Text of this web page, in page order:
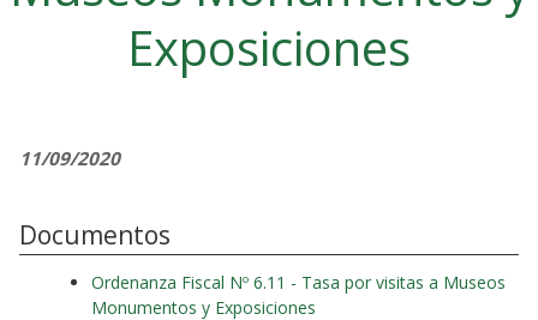
Exposiciones
11/09/2020
Documentos
Ordenanza Fiscal Nº 6.11 - Tasa por visitas a Museos
Monumentos y Exposiciones